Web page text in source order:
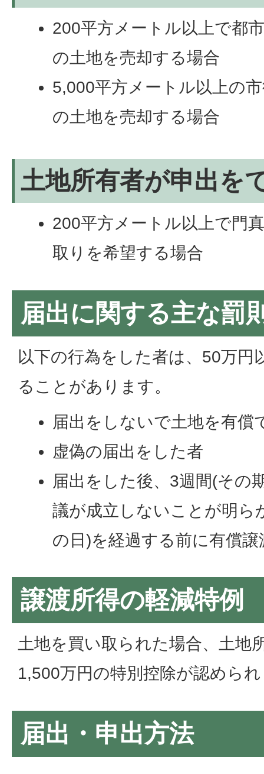
200平方メートル以上で都
の土地を売却する場合
5,000平方メートル以上の
の土地を売却する場合
土地所有者が申出を
200平方メートル以上で門
取りを希望する場合
届出に関する主な罰
以下の行為をした者は、50万円
ることがあります。
届出をしないで土地を有償
虚偽の届出をした者
届出をした後、3週間(その
議が成立しないことが明ら
の日)を経過する前に有償
譲渡所得の軽減特例
土地を買い取られた場合、土地
1,500万円の特別控除が認めら
届出・申出方法